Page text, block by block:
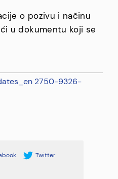
o pozivu i načinu
u dokumentu koji se
2750-9326-
Twitter